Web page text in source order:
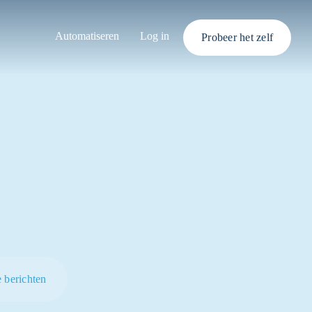
Automatiseren Log in Probeer het zelf
berichten